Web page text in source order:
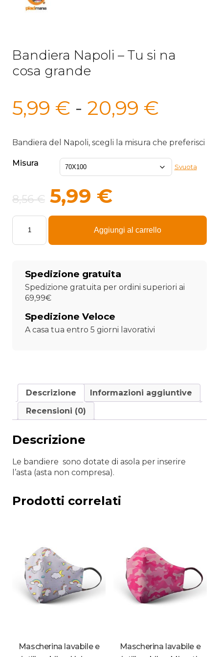
Bandiera Napoli – Tu si na
cosa grande
5,99 € - 20,99 €
da
20,99
Bandiera del Napoli, scegli la misura che preferisci
Misura Svuota
8,56€ Il
prezzo
originale
8,56 €.
5,99 €Il
prezzo
attuale
5,99 €.
Bandiera
Napoli
Tu
cosa
grande
quantità
Aggiungi al carrello
Spedizione gratuita
Spedizione gratuita per ordini superiori ai
69,99€
Spedizione Veloce
A casa tua entro 5 giorni lavorativi
Descrizione
Informazioni aggiuntive
Recensioni (0)
Descrizione
Le bandiere sono dotate di asola per inserire
l’asta (asta non compresa).
Prodotti correlati
Mascherina lavabile e
Mascherina lavabile e